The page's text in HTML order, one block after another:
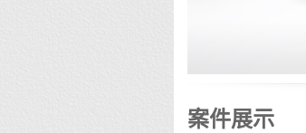
案件展示